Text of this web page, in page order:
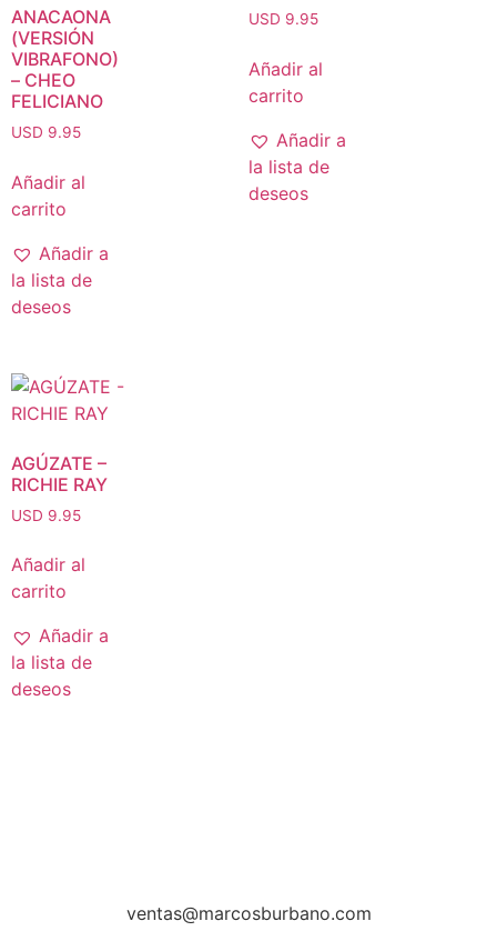
ANACAONA
(VERSIÓN
VIBRAFONO)
– CHEO
FELICIANO
USD 9.95
Añadir al
carrito
Añadir a
la lista de
deseos
USD 9.95
Añadir al
carrito
Añadir a
la lista de
deseos
AGÚZATE –
RICHIE RAY
USD 9.95
Añadir al
carrito
Añadir a
la lista de
deseos
ventas@marcosburbano.com